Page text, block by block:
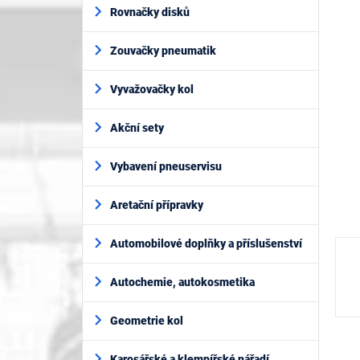
í
e
Rovnačky disků
Zouvačky pneumatik
Vyvažovačky kol
Akční sety
Vybavení pneuservisu
Aretační přípravky
Automobilové doplňky a příslušenství
Autochemie, autokosmetika
Geometrie kol